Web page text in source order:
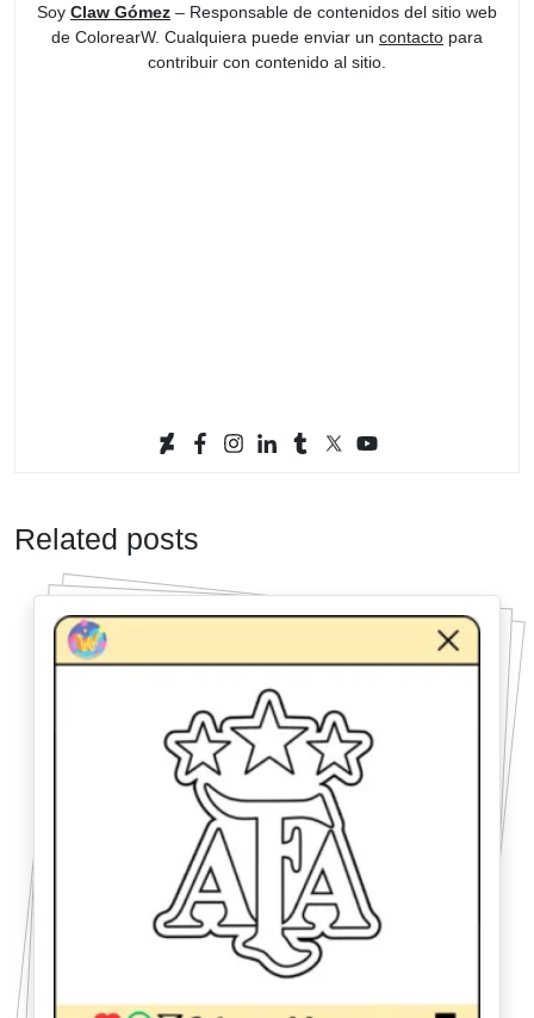
Soy Claw Gómez – Responsable de contenidos del sitio web
de ColorearW. Cualquiera puede enviar un contacto para
contribuir con contenido al sitio.
Related posts